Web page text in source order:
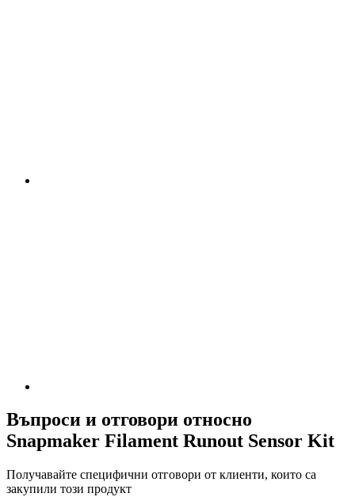
Въпроси и отговори относно
Snapmaker Filament Runout Sensor Kit
Получавайте специфични отговори от клиенти, които са
закупили този продукт